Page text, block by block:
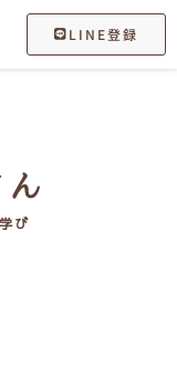
LINE登録
び